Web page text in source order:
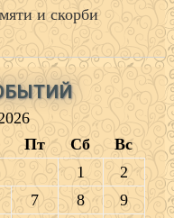
и скорби
Пт Сб
Вс
1
2
7 8
9